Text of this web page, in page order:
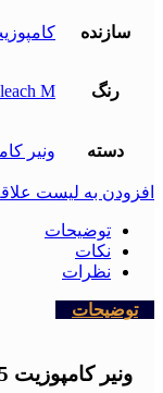
سازنده
رنگ M
دسته ونیر
افزودن به لیست
توضیحات
نکات
نظرات
توضیحات
ونیر کامپوزیت 1095